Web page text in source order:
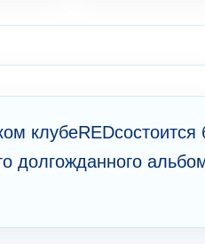
долгожданного